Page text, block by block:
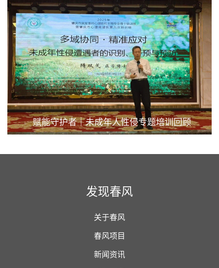
长
赋能守护者｜未成年人性侵专题培训回顾
发现春风
关于春风
春风项目
新闻资讯